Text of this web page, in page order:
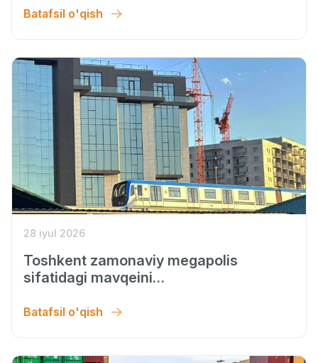
Batafsil o'qish
28 iyul 2026
Toshkent zamonaviy megapolis
sifatidagi mavqeini
Batafsil o'qish